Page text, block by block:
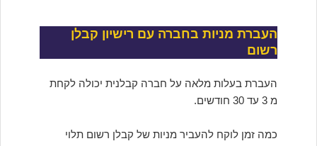
העברת מניות בחברה עם רישיון קבלן
רשום
העברת בעלות מלאה על חברה קבלנית יכולה לקחת
מ 3 עד 30 חודשים.
כמה זמן לוקח להעביר מניות של קבלן רשום תלוי